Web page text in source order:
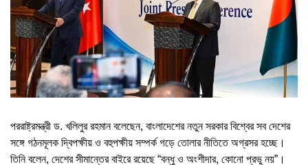
পররাষ্ট্রমন্ত্রী ড. খলিলুর রহমান বলেছেন, বাংলাদেশের নতুন সরকার বিশ্বের সব দেশের
সঙ্গে গঠনমূলক দ্বিপক্ষীয় ও বহুপক্ষীয় সম্পর্ক গড়ে তোলার নীতিতে অগ্রসর হচ্ছে।
তিনি বলেন, দেশের সীমান্তের বাইরে রয়েছে “বন্ধু ও অংশীদার, কোনো প্রভু নয়”।